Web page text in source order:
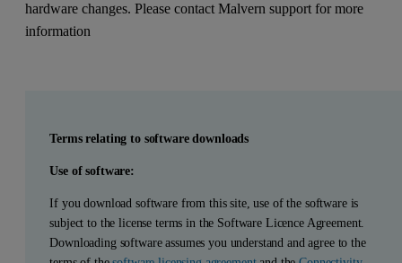
hardware changes. Please contact Malvern support for more
information
Terms relating to software downloads
Use of software:
If you download software from this site, use of the software is
subject to the license terms in the Software Licence Agreement.
Downloading software assumes you understand and agree to the